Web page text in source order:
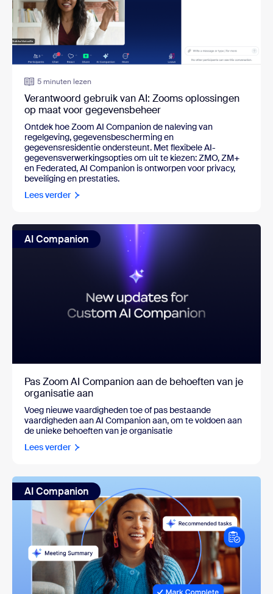
5 minuten lezen
Verantwoord gebruik van AI: Zooms oplossingen
op maat voor gegevensbeheer
Ontdek hoe Zoom AI Companion de naleving van
regelgeving, gegevensbescherming en
gegevensresidentie ondersteunt. Met flexibele AI-
gegevensverwerkingsopties om uit te kiezen: ZMO, ZM+
en Federated, AI Companion is ontworpen voor privacy,
beveiliging en prestaties.
Lees verder
AI Companion
Pas Zoom AI Companion aan de behoeften van je
organisatie aan
Voeg nieuwe vaardigheden toe of pas bestaande
vaardigheden aan AI Companion aan, om te voldoen aan
de unieke behoeften van je organisatie
Lees verder
AI Companion